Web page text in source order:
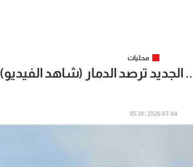
محليات
ترصد الدمار (شاهد الفيديو)
2026-07-04 | 05:39